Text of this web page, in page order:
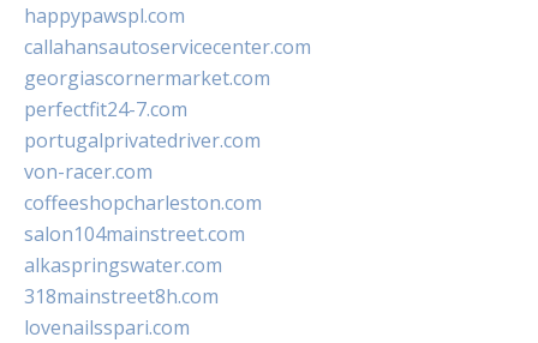
happypawspl.com
callahansautoservicecenter.com
georgiascornermarket.com
perfectfit24-7.com
portugalprivatedriver.com
von-racer.com
coffeeshopcharleston.com
salon104mainstreet.com
alkaspringswater.com
318mainstreet8h.com
lovenailsspari.com